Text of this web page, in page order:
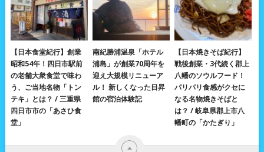
【日本食堂紀行】創業
昭和54年！四日市駅前
の老舗大衆食堂で味わ
う、ご当地名物「トン
テキ」とは？ / 三重県
四日市市の「あさひ食
堂」
南紀勝浦温泉「ホテル
浦島」が創業70周年を
迎え大規模リニューア
ル！ 新しくなった日昇
館の宿泊体験記
【日本焼きそば紀行】
戦後創業・3代続く郡上
八幡のソウルフード！
パリパリ食感がクセに
なる名物焼きそばと
は？ / 岐阜県郡上市八
幡町の「かたぎり」